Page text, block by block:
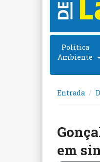
Política
Ambiente
Entrada
em